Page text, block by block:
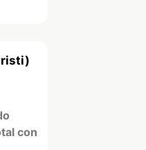
con